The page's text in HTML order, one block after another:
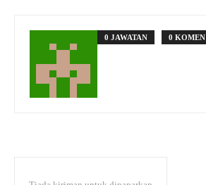
0 JAWATAN 0 KOMEN